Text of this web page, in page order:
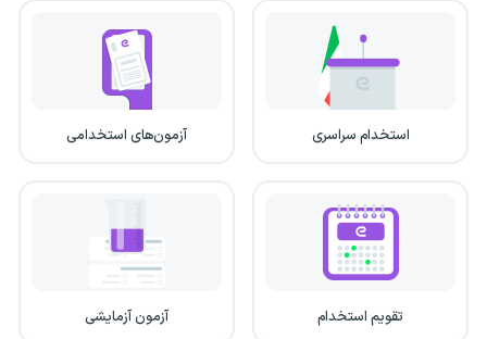
استخدام سراسری آزمون‌های استخدامی
تقویم استخدام آزمون آزمایشی